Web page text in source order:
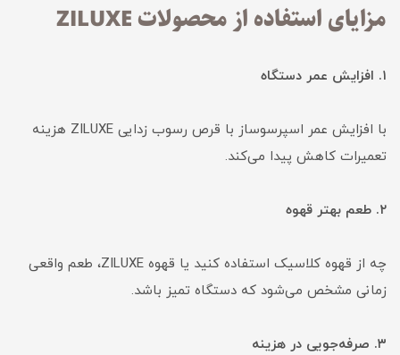
مزایای استفاده از محصولات ZILUXE
۱. افزایش عمر دستگاه
با افزایش عمر اسپرسوساز با قرص رسوب زدایی ZILUXE هزینه
تعمیرات کاهش پیدا می‌کند.
۲. طعم بهتر قهوه
چه از قهوه کلاسیک استفاده کنید یا قهوه ZILUXE، طعم واقعی
زمانی مشخص می‌شود که دستگاه تمیز باشد.
۳. صرفه‌جویی در هزینه